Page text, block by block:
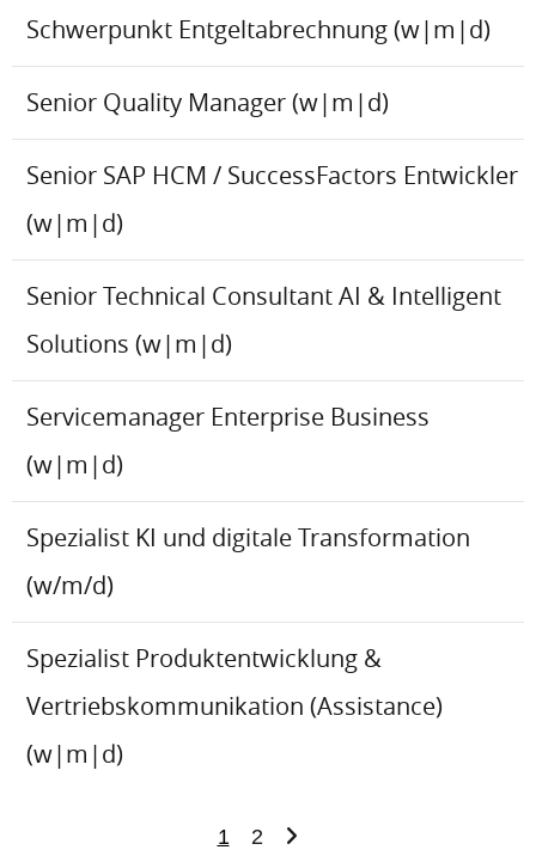
Schwerpunkt Entgeltabrechnung (w|m|d)
Senior Quality Manager (w|m|d)
Senior SAP HCM / SuccessFactors Entwickler
(w|m|d)
Senior Technical Consultant AI & Intelligent
Solutions (w|m|d)
Servicemanager Enterprise Business
(w|m|d)
Spezialist KI und digitale Transformation
(w/m/d)
Spezialist Produktentwicklung &
Vertriebskommunikation (Assistance)
(w|m|d)
1 2